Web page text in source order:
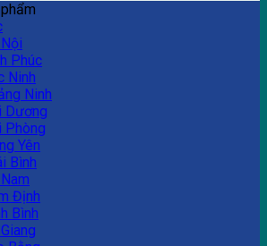
quảng cáo, pano quảng cáo, quảng cáo
Phúc
Ninh
Ninh
Dương
Phòng
Yên
Bình
Định
Bình